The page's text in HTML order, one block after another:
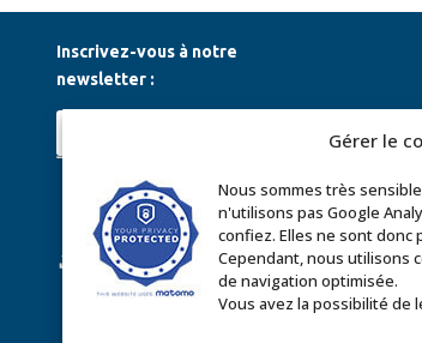
Gérer le
Nous sommes très
n'utilisons pas Google
confiez. Elles ne sont donc
Cependant, nous utilisons
de navigation optimisée.
Vous avez la possibilité de
Inscrivez-vous à notre
newsletter :
Espace installateur
Téléchargements
2 rue